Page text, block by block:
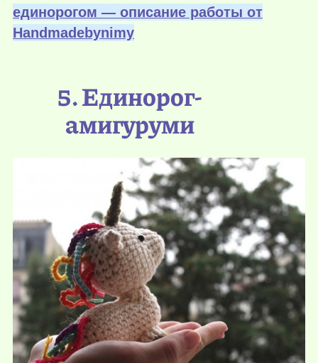
единорогом — описание работы от
Нandmadebynimy
5. Единорог-
амигуруми